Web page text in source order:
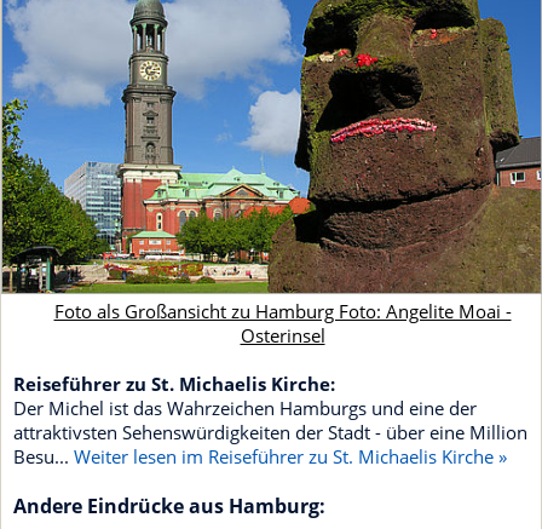
Foto als Großansicht zu Hamburg Foto: Angelite Moai -
Osterinsel
Reiseführer zu St. Michaelis Kirche:
Der Michel ist das Wahrzeichen Hamburgs und eine der
attraktivsten Sehenswürdigkeiten der Stadt - über eine Million
Besu... Weiter lesen im Reiseführer zu St. Michaelis Kirche »
Andere Eindrücke aus Hamburg: